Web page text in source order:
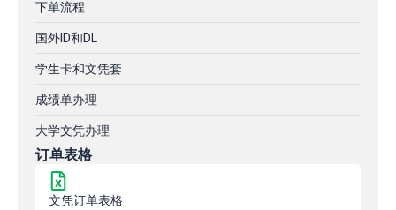
下单流程
国外ID和DL
学生卡和文凭套
成绩单办理
大学文凭办理
订单表格
文凭订单表格